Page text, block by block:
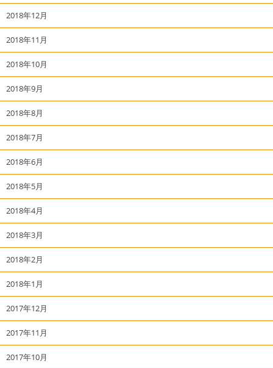
2018年12月
2018年11月
2018年10月
2018年9月
2018年8月
2018年7月
2018年6月
2018年5月
2018年4月
2018年3月
2018年2月
2018年1月
2017年12月
2017年11月
2017年10月